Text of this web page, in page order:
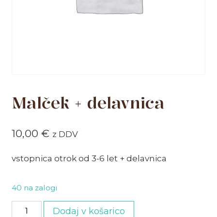
Malček + delavnica
10,00 € z DDV
vstopnica otrok od 3-6 let + delavnica
40 na zalogi
Malček
Dodaj v košarico